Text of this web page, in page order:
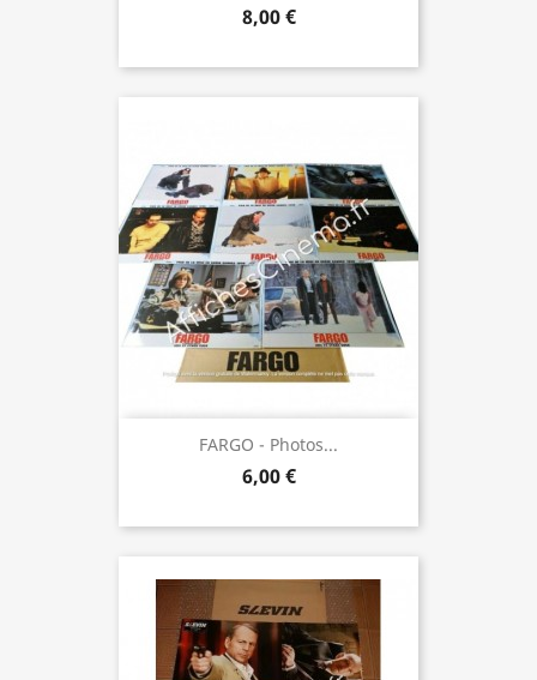
8,00 €
FARGO - Photos...
6,00 €